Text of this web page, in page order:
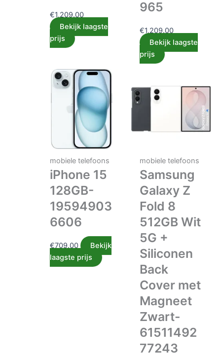
€1,209.00
Bekijk laagste
prijs
965
€1,209.00
Bekijk laagste
prijs
mobiele telefoons
iPhone 15
128GB-
19594903
6606
€709.00
Bekijk
laagste prijs
mobiele telefoons
Samsung
Galaxy Z
Fold 8
512GB Wit
5G +
Siliconen
Back
Cover met
Magneet
Zwart-
61511492
77243